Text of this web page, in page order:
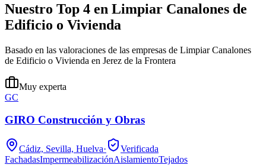
Nuestro Top 4 en Limpiar Canalones de
Edificio o Vivienda
Basado en las valoraciones de las empresas de Limpiar Canalones
de Edificio o Vivienda en Jerez de la Frontera
Muy experta
GC
GIRO Construcción y Obras
Cádiz, Sevilla, Huelva·
Verificada
FachadasImpermeabilizaciónAislamientoTejados